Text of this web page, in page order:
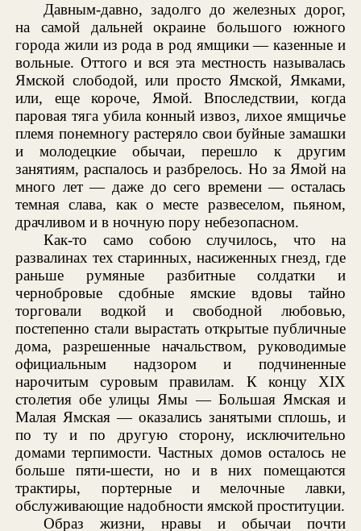
Давным-давно, задолго до железных дорог,
на самой дальней окраине большого южного
города жили из рода в род ямщики — казенные и
вольные. Оттого и вся эта местность называлась
Ямской слободой, или просто Ямской, Ямками,
или, еще короче, Ямой. Впоследствии, когда
паровая тяга убила конный извоз, лихое ямщичье
племя понемногу растеряло свои буйные замашки
и молодецкие обычаи, перешло к другим
занятиям, распалось и разбрелось. Но за Ямой на
много лет — даже до сего времени — осталась
темная слава, как о месте развеселом, пьяном,
драчливом и в ночную пору небезопасном.
Как-то само собою случилось, что на
развалинах тех старинных, насиженных гнезд, где
раньше румяные разбитные солдатки и
чернобровые сдобные ямские вдовы тайно
торговали водкой и свободной любовью,
постепенно стали вырастать открытые публичные
дома, разрешенные начальством, руководимые
официальным надзором и подчиненные
нарочитым суровым правилам. К концу XIX
столетия обе улицы Ямы — Большая Ямская и
Малая Ямская — оказались занятыми сплошь, и
по ту и по другую сторону, исключительно
домами терпимости. Частных домов осталось не
больше пяти-шести, но и в них помещаются
трактиры, портерные и мелочные лавки,
обслуживающие надобности ямской проституции.
Образ жизни, нравы и обычаи почти